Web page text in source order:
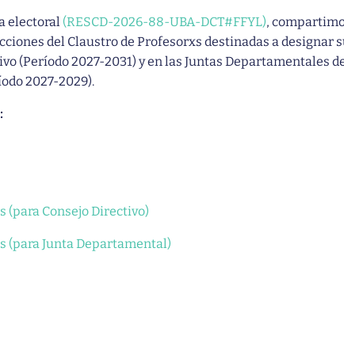
electoral(RESCD-2026-88-UBA-DCT#FFYL),
del Claustro de Profesorxs destinadas a designar
(Período 2027-2031) y en las Juntas Departamentales
2027-2029).
(para Consejo Directivo)
(para Junta Departamental)